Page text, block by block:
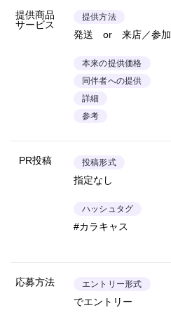
提供商品
サービス
提供方法
発送 or 来店／参加
本来の提供価格
同伴者への提供
詳細
参考
PR投稿 投稿形式
指定なし
ハッシュタグ
#カラキャス
応募方法 エントリー形式
でエントリー